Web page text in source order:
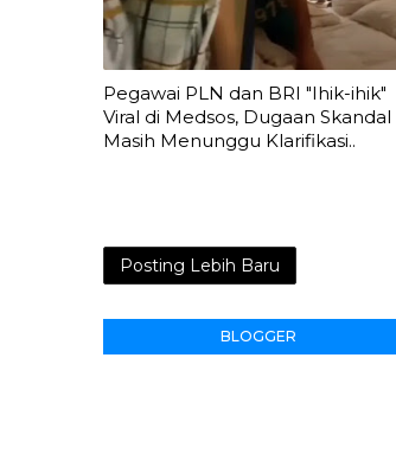
Pegawai PLN dan BRI "Ihik-ihik"
Viral di Medsos, Dugaan Skandal
Masih Menunggu Klarifikasi..
Posting Lebih Baru
BLOGGER